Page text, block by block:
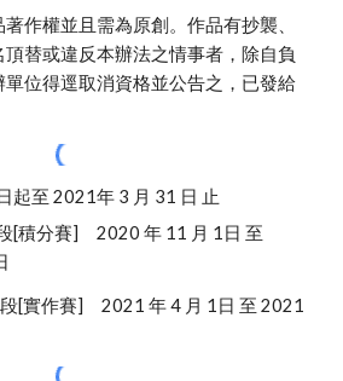
作權並且需為原創。作品有抄襲、
替或違反本辦法之情事者，除自負
位得逕取消資格並公告之，已發給
起至 2021年 3 月 31 日 止
[積分賽]     2020 年 11 月 1日 至